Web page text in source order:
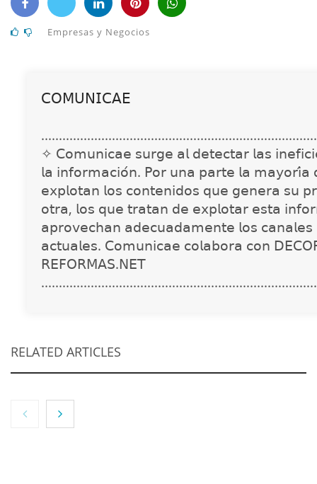
Empresas y Negocios
𝖢𝖮𝖬𝖴𝖭𝖨𝖢𝖠𝖤
✧ 𝖢𝗈𝗆𝗎𝗇𝗂𝖼𝖺𝖾 𝗌𝗎𝗋𝗀𝖾 𝖺𝗅 𝖽𝖾𝗍𝖾𝖼𝗍𝖺𝗋 𝗅𝖺𝗌
𝗅𝖺 𝗂𝗇𝖿𝗈𝗋𝗆𝖺𝖼𝗂𝗈́𝗇. 𝖯𝗈𝗋 𝗎𝗇𝖺 𝗉𝖺𝗋𝗍𝖾 𝗅𝖺
𝖾𝗑𝗉𝗅𝗈𝗍𝖺𝗇 𝗅𝗈𝗌 𝖼𝗈𝗇𝗍𝖾𝗇𝗂𝖽𝗈𝗌 𝗊𝗎𝖾 𝗀𝖾𝗇𝖾𝗋𝖺 𝗌𝗎
𝗈𝗍𝗋𝖺, 𝗅𝗈𝗌 𝗊𝗎𝖾 𝗍𝗋𝖺𝗍𝖺𝗇 𝖽𝖾 𝖾𝗑𝗉𝗅𝗈𝗍𝖺𝗋 𝖾𝗌𝗍𝖺
𝖺𝗉𝗋𝗈𝗏𝖾𝖼𝗁𝖺𝗇 𝖺𝖽𝖾𝖼𝗎𝖺𝖽𝖺𝗆𝖾𝗇𝗍𝖾 𝗅𝗈𝗌
𝖺𝖼𝗍𝗎𝖺𝗅𝖾𝗌. 𝖢𝗈𝗆𝗎𝗇𝗂𝖼𝖺𝖾 𝖼𝗈𝗅𝖺𝖻𝗈𝗋𝖺 𝖼𝗈𝗇
𝖱𝖤𝖥𝖮𝖱𝖬𝖠𝖲.𝖭𝖤𝖳
RELATED ARTICLES
NOVA: innovación y diseño que transforman
espacios de la mano de Tormo Franquicias